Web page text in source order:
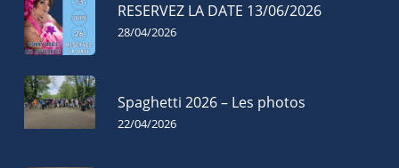
RESERVEZ LA DATE 13/06/2026
28/04/2026
Spaghetti 2026 – Les photos
22/04/2026